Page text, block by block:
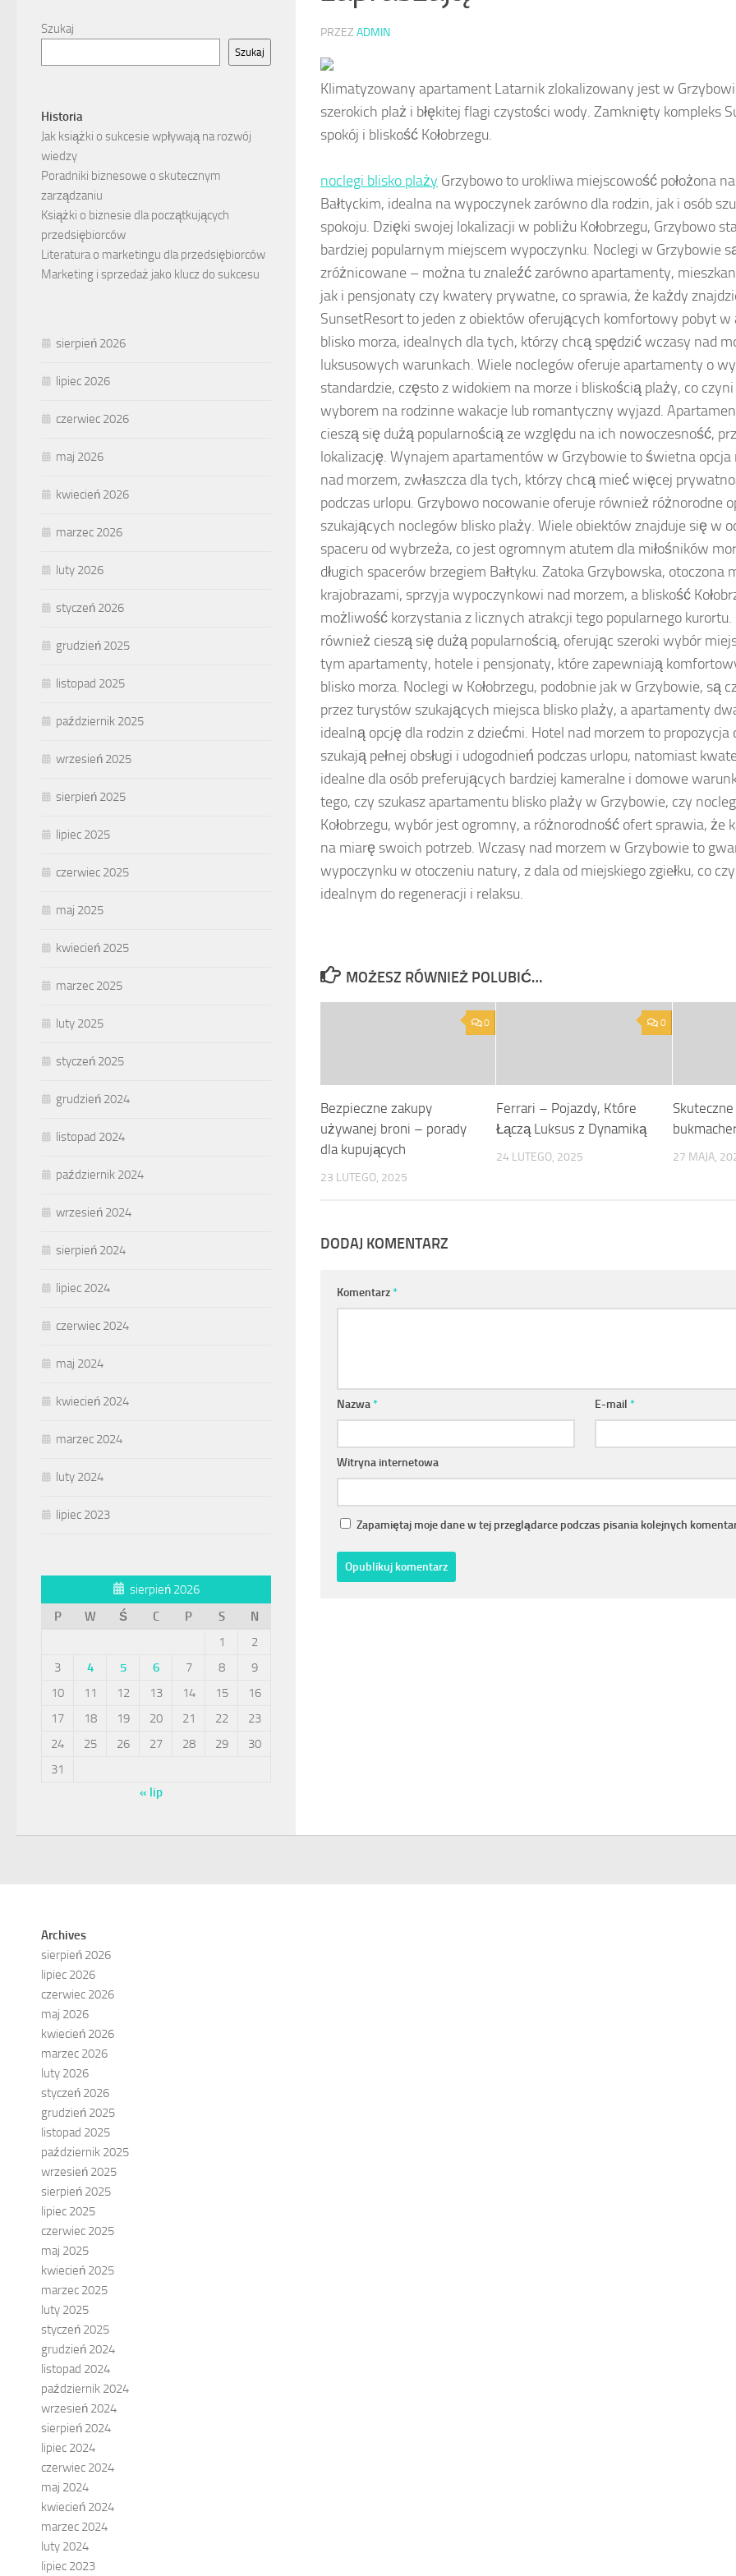
PRZEZ ADMIN
Klimatyzowany apartament Latarnik zlokalizowany jest w
szerokich plaż i błękitej flagi czystości wody. Zamknięty kompleks
spokój i bliskość Kołobrzegu.
noclegi blisko plaży Grzybowo to urokliwa miejscowość położona
Bałtyckim, idealna na wypoczynek zarówno dla rodzin, jak i osób
spokoju. Dzięki swojej lokalizacji w pobliżu Kołobrzegu, Grzybowo
bardziej popularnym miejscem wypoczynku. Noclegi w Grzybowie
zróżnicowane – można tu znaleźć zarówno apartamenty,
jak i pensjonaty czy kwatery prywatne, co sprawia, że każdy
SunsetResort to jeden z obiektów oferujących komfortowy pobyt
blisko morza, idealnych dla tych, którzy chcą spędzić wczasy nad
luksusowych warunkach. Wiele noclegów oferuje apartamenty o
standardzie, często z widokiem na morze i bliskością plaży, co
wyborem na rodzinne wakacje lub romantyczny wyjazd.
cieszą się dużą popularnością ze względu na ich nowoczesność,
lokalizację. Wynajem apartamentów w Grzybowie to świetna opcja
nad morzem, zwłaszcza dla tych, którzy chcą mieć więcej
podczas urlopu. Grzybowo nocowanie oferuje również różnorodne
szukających noclegów blisko plaży. Wiele obiektów znajduje się w
spaceru od wybrzeża, co jest ogromnym atutem dla miłośników
długich spacerów brzegiem Bałtyku. Zatoka Grzybowska, otoczona
krajobrazami, sprzyja wypoczynkowi nad morzem, a bliskość
możliwość korzystania z licznych atrakcji tego popularnego kurortu.
również cieszą się dużą popularnością, oferując szeroki wybór
tym apartamenty, hotele i pensjonaty, które zapewniają
blisko morza. Noclegi w Kołobrzegu, podobnie jak w Grzybowie, są
przez turystów szukających miejsca blisko plaży, a apartamenty
idealną opcję dla rodzin z dziećmi. Hotel nad morzem to propozycja
szukają pełnej obsługi i udogodnień podczas urlopu, natomiast
idealne dla osób preferujących bardziej kameralne i domowe
tego, czy szukasz apartamentu blisko plaży w Grzybowie, czy
Kołobrzegu, wybór jest ogromny, a różnorodność ofert sprawia, że
na miarę swoich potrzeb. Wczasy nad morzem w Grzybowie to
wypoczynku w otoczeniu natury, z dala od miejskiego zgiełku, co
idealnym do regeneracji i relaksu.
MOŻESZ RÓWNIEŻ POLUBIĆ…
0
Bezpieczne zakupy
używanej broni – porady
dla kupujących
23 LUTEGO, 2025
0
Ferrari – Pojazdy, Które
Łączą Luksus z Dynamiką
24 LUTEGO, 2025 27 MAJA,
DODAJ KOMENTARZ
Komentarz*
Nazwa* E-mail*
Witryna internetowa
Zapamiętaj moje dane w tej przeglądarce podczas pisania kolejnych
Szukaj
Szukaj
Historia
Jak książki o sukcesie wpływają na rozwój
wiedzy
Poradniki biznesowe o skutecznym
zarządzaniu
Książki o biznesie dla początkujących
przedsiębiorców
Literatura o marketingu dla przedsiębiorców
Marketing i sprzedaż jako klucz do sukcesu
sierpień 2026
lipiec 2026
czerwiec 2026
maj 2026
kwiecień 2026
marzec 2026
luty 2026
styczeń 2026
grudzień 2025
listopad 2025
październik 2025
wrzesień 2025
sierpień 2025
lipiec 2025
czerwiec 2025
maj 2025
kwiecień 2025
marzec 2025
luty 2025
styczeń 2025
grudzień 2024
listopad 2024
październik 2024
wrzesień 2024
sierpień 2024
lipiec 2024
czerwiec 2024
maj 2024
kwiecień 2024
marzec 2024
luty 2024
lipiec 2023
sierpień 2026
P
W Ś C P S
N
1
2
3
4 5 6 7 8
9
10
11 12 13 14 15
16
17
18 19 20 21 22
23
24
25 26 27 28 29
30
31
« lip
Archives
sierpień 2026
lipiec 2026
czerwiec 2026
maj 2026
kwiecień 2026
marzec 2026
luty 2026
styczeń 2026
grudzień 2025
listopad 2025
październik 2025
wrzesień 2025
sierpień 2025
lipiec 2025
czerwiec 2025
maj 2025
kwiecień 2025
marzec 2025
luty 2025
styczeń 2025
grudzień 2024
listopad 2024
październik 2024
wrzesień 2024
sierpień 2024
lipiec 2024
czerwiec 2024
maj 2024
kwiecień 2024
marzec 2024
luty 2024
lipiec 2023